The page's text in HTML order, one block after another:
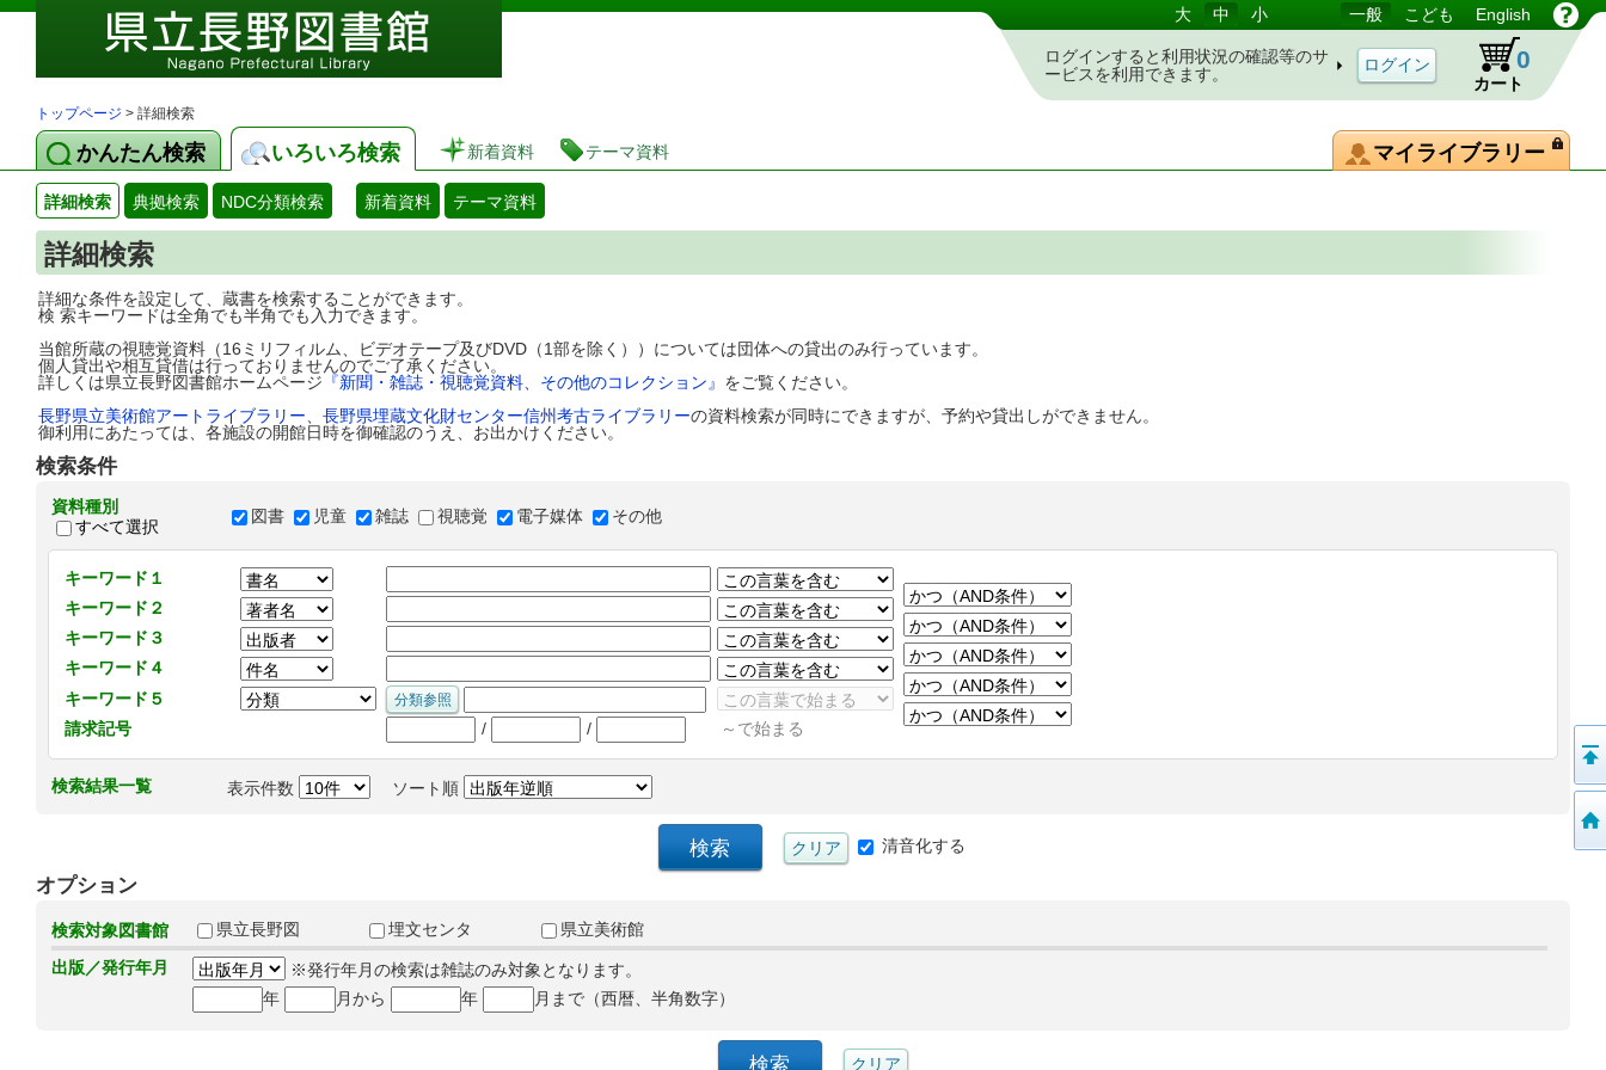
図書館 蔵書検索・予約システム 大 中 小 一般 こども English
ログインすると利用状況の確認等のサ
ービスを利用できます。
カート
0
トップページ > 詳細検索
かんたん検索 いろいろ検索 新着資料 テーマ資料 マイライブラリー
詳細検索 典拠検索 NDC分類検索 新着資料 テーマ資料
詳細検索
詳細な条件を設定して、蔵書を検索することができます。
検 索キーワードは全角でも半角でも入力できます。
当館所蔵の視聴覚資料（16ミリフィルム、ビデオテープ及びDVD（1部を除く））については団体への貸出のみ行っています。
個人貸出や相互貸借は行っておりませんのでご了承ください。
詳しくは県立長野図書館ホームページ 『新聞・雑誌・視聴覚資料、その他のコレクション』 をご覧ください。
長野県立美術館アートライブラリー
長野県埋蔵文化財センター信州考古ライブラリーの資料検索が同時にできますが、予約や貸出しができません。
御利用にあたっては、各施設の開館日時を御確認のうえ、お出かけください。
検索条件
資料種別
すべて選択
図書 児童 雑誌 視聴覚 電子媒体 その他
キーワード１
キーワード２
キーワード３
キーワード４
キーワード５
請求記号
/ / ～で始まる
検索結果一覧 表示件数 ソート順
清音化する
オプション
検索対象図書館 県立長野図 埋文センタ
県立美術館
出版／発行年月
※発行年月の検索は雑誌のみ対象となります。
年
月から 年 月まで（西暦、半角数字）